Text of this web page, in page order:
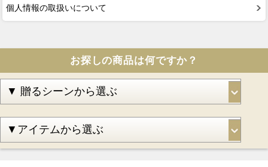
個人情報の取扱いについて
お探しの商品は何ですか？